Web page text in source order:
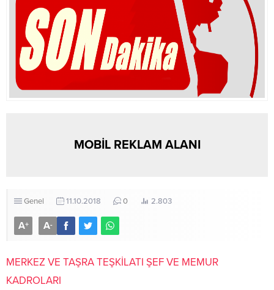
MOBİL REKLAM ALANI
Genel 11.10.2018 0 2.803
A+ A-
MERKEZ VE TAŞRA TEŞKİLATI ŞEF VE MEMUR
KADROLARI